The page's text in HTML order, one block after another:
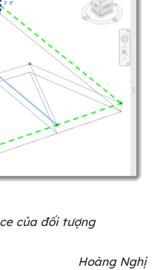
của đối tượng
Hoàng Nghị